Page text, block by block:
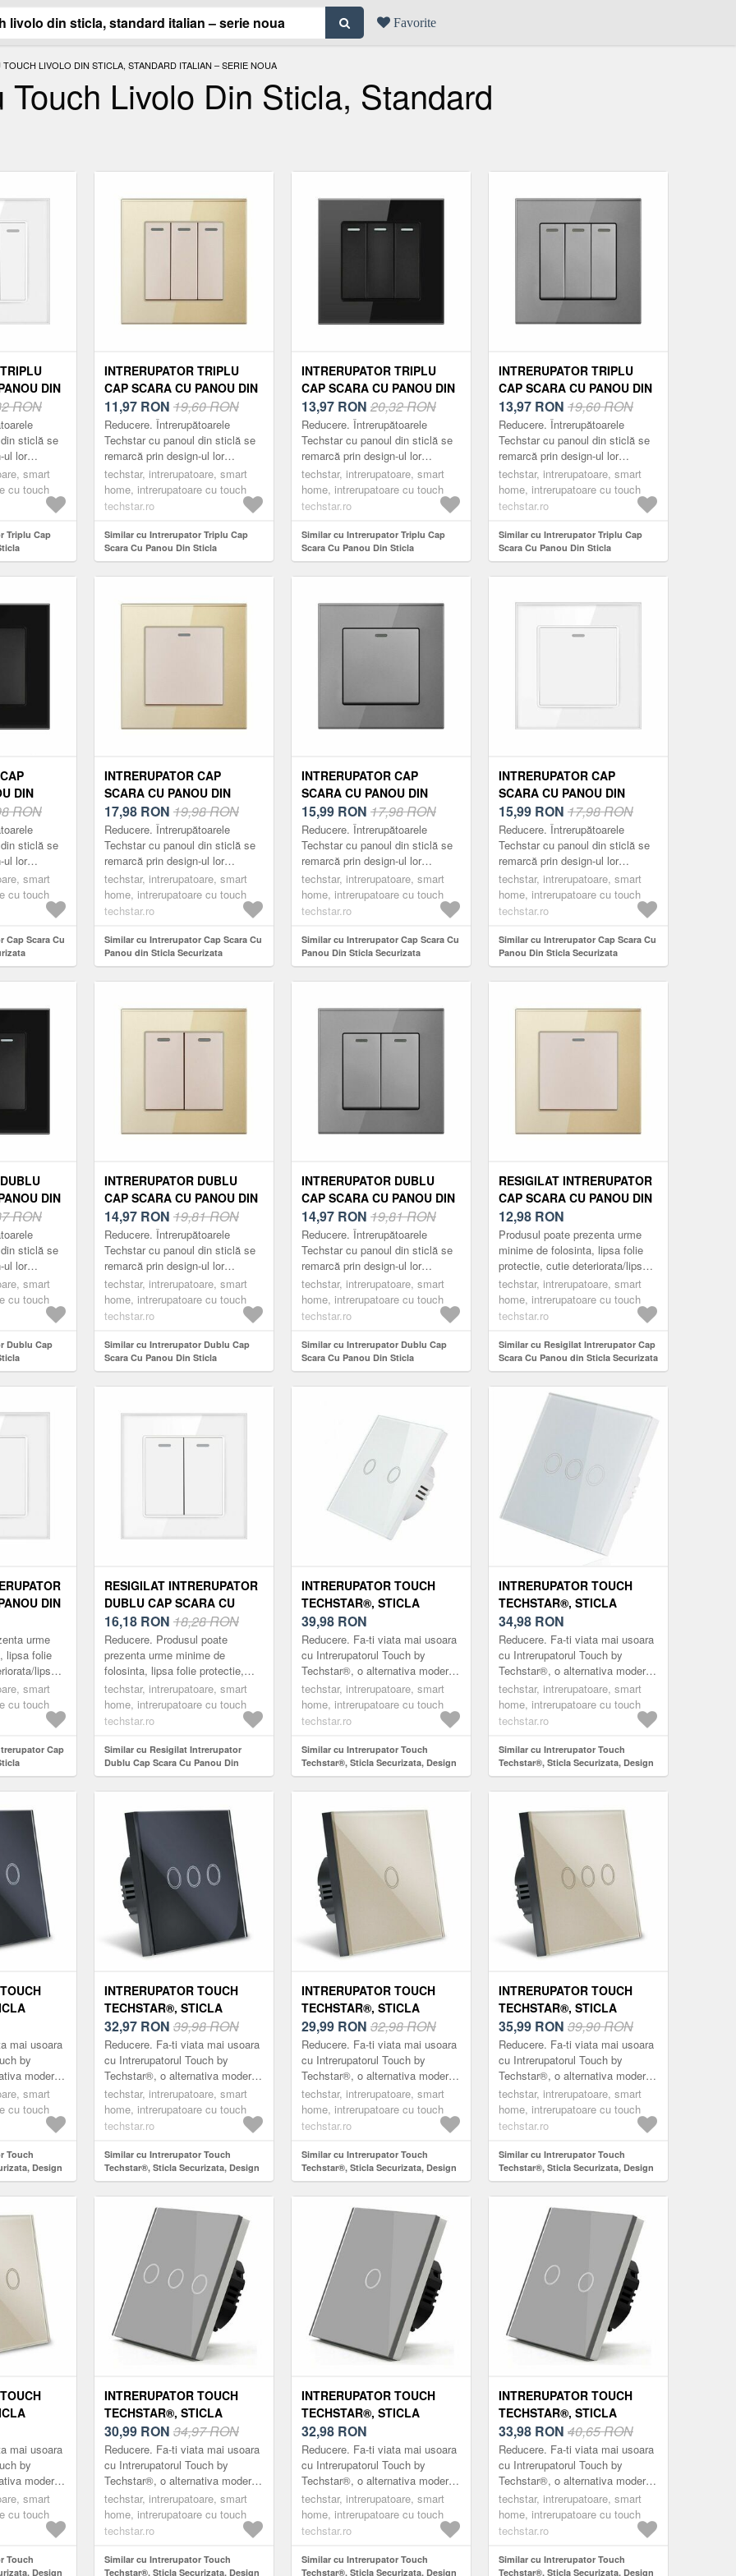
Favorite
LIVOLO DIN STICLA, STANDARD ITALIAN – SERIE NOUA
Touch Livolo Din Sticla, Standard
DIN
220V,
CU 3
RON
sticlă se
ul lor
fabricate
smart
cu touch
Triplu Cap
01, 220V,
3 Faze
INTRERUPATOR TRIPLU
CAP SCARA CU PANOU DIN
STICLA SECURIZATA
TECHSTAR® TGS 01, 220V,
16A, 86 X 86 MM, AURIU, CU
3 FAZE
11,97 RON 19,60 RON
Reducere. Întrerupătoarele
Techstar cu panoul din sticlă se
remarcă prin design-ul lor
compact, elegant și minimalist.
Acestea sunt practice, fabricate
din m...
techstar, intrerupatoare, smart
home, intrerupatoare cu touch
techstar.ro
Similar cu Intrerupator Triplu Cap
Scara Cu Panou Din Sticla
Securizata Techstar® TGS 01, 220V,
16A, 86 X 86 Mm, auriu, cu 3 Faze
INTRERUPATOR TRIPLU
CAP SCARA CU PANOU DIN
STICLA SECURIZATA
TECHSTAR® TGS 01, 220V,
16A, 86 X 86 MM, NEGRU,
CU 3 FAZE
13,97 RON 20,32 RON
Reducere. Întrerupătoarele
Techstar cu panoul din sticlă se
remarcă prin design-ul lor
compact, elegant și minimalist.
Acestea sunt practice, fabricate
din m...
techstar, intrerupatoare, smart
home, intrerupatoare cu touch
techstar.ro
Similar cu Intrerupator Triplu Cap
Scara Cu Panou Din Sticla
Securizata Techstar® TGS 01, 220V,
16A, 86 X 86 Mm, Negru, cu 3 Faze
INTRERUPATOR TRIPLU
CAP SCARA CU PANOU DIN
STICLA SECURIZATA
TECHSTAR® TGS 01, 220V,
16A, 86 X 86 MM, GRI, CU 3
FAZE
13,97 RON 19,60 RON
Reducere. Întrerupătoarele
Techstar cu panoul din sticlă se
remarcă prin design-ul lor
compact, elegant și minimalist.
Acestea sunt practice, fabricate
din m...
techstar, intrerupatoare, smart
home, intrerupatoare cu touch
techstar.ro
Similar cu Intrerupator Triplu Cap
Scara Cu Panou Din Sticla
Securizata Techstar® TGS 01, 220V,
16A, 86 X 86 Mm, Gri, cu 3 Faze
DIN
220V,
NEGRU,
RON
sticlă se
ul lor
fabricate
smart
cu touch
Cap Scara Cu
16A, 86 x 86
INTRERUPATOR CAP
SCARA CU PANOU DIN
STICLA SECURIZATA
TECHSTAR® TGS 01, 220V,
16A, 86 X 86 MM, AURIU, CU
1 MODUL
17,98 RON 19,98 RON
Reducere. Întrerupătoarele
Techstar cu panoul din sticlă se
remarcă prin design-ul lor
compact, elegant și minimalist.
Acestea sunt practice, fabricate
din m...
techstar, intrerupatoare, smart
home, intrerupatoare cu touch
techstar.ro
Similar cu Intrerupator Cap Scara Cu
Panou din Sticla Securizata
Techstar® TGS 01, 220V, 16A, 86 x 86
mm, Auriu, cu 1 Modul
INTRERUPATOR CAP
SCARA CU PANOU DIN
STICLA SECURIZATA
TECHSTAR® TGS 01, 220V,
16A, 86 X 86 MM, GRI, CU 1
MODUL
15,99 RON 17,98 RON
Reducere. Întrerupătoarele
Techstar cu panoul din sticlă se
remarcă prin design-ul lor
compact, elegant și minimalist.
Acestea sunt practice, fabricate
din m...
techstar, intrerupatoare, smart
home, intrerupatoare cu touch
techstar.ro
Similar cu Intrerupator Cap Scara Cu
Panou Din Sticla Securizata
Techstar® TGS 01, 220V, 16A, 86 X 86
Mm, Gri, cu 1 Modul
INTRERUPATOR CAP
SCARA CU PANOU DIN
STICLA SECURIZATA
TECHSTAR® TGS 01, 220V,
16A, 86 X 86 MM, ALB, CU 1
MODUL
15,99 RON 17,98 RON
Reducere. Întrerupătoarele
Techstar cu panoul din sticlă se
remarcă prin design-ul lor
compact, elegant și minimalist.
Acestea sunt practice, fabricate
din m...
techstar, intrerupatoare, smart
home, intrerupatoare cu touch
techstar.ro
Similar cu Intrerupator Cap Scara Cu
Panou Din Sticla Securizata
Techstar® TGS 01, 220V, 16A, 86 X 86
Mm, Alb, cu 1 Modul
DIN
220V,
NEGRU,
RON
sticlă se
ul lor
fabricate
smart
cu touch
Dublu Cap
01, 220V,
cu 2 Module
INTRERUPATOR DUBLU
CAP SCARA CU PANOU DIN
STICLA SECURIZATA
TECHSTAR® TGS 01, 220V,
16A, 86 X 86 MM, AURIU, CU
2 MODULE
14,97 RON 19,81 RON
Reducere. Întrerupătoarele
Techstar cu panoul din sticlă se
remarcă prin design-ul lor
compact, elegant și minimalist.
Acestea sunt practice, fabricate
din m...
techstar, intrerupatoare, smart
home, intrerupatoare cu touch
techstar.ro
Similar cu Intrerupator Dublu Cap
Scara Cu Panou Din Sticla
Securizata Techstar® TGS 01, 220V,
16A, 86 X 86 Mm, Auriu, cu 2 Module
INTRERUPATOR DUBLU
CAP SCARA CU PANOU DIN
STICLA SECURIZATA
TECHSTAR® TGS 01, 220V,
16A, 86 X 86 MM, GRI, CU 2
MODULE
14,97 RON 19,81 RON
Reducere. Întrerupătoarele
Techstar cu panoul din sticlă se
remarcă prin design-ul lor
compact, elegant și minimalist.
Acestea sunt practice, fabricate
din m...
techstar, intrerupatoare, smart
home, intrerupatoare cu touch
techstar.ro
Similar cu Intrerupator Dublu Cap
Scara Cu Panou Din Sticla
Securizata Techstar® TGS 01, 220V,
16A, 86 X 86 Mm, Gri, cu 2 Module
RESIGILAT INTRERUPATOR
CAP SCARA CU PANOU DIN
STICLA SECURIZATA
TECHSTAR® TGS 01, 220V,
16A, 86 X 86 MM, AURIU, CU
1 MODUL
12,98 RON
Produsul poate prezenta urme
minime de folosinta, lipsa folie
protectie, cutie deteriorata/lipsa,
usoare zgarieturi etc.
Întrerupătoarele Techstar ...
techstar, intrerupatoare, smart
home, intrerupatoare cu touch
techstar.ro
Similar cu Resigilat Intrerupator Cap
Scara Cu Panou din Sticla Securizata
Techstar® TGS 01, 220V, 16A, 86 x 86
mm, Auriu, cu 1 Modul
DIN
220V,
CU 1
urme
lipsa folie
lipsa,
...
smart
cu touch
Cap
01, 220V,
cu 1 Modul
RESIGILAT INTRERUPATOR
DUBLU CAP SCARA CU
PANOU DIN STICLA
SECURIZATA TECHSTAR®
TGS 01, 220V, 16A, 86 X 86
MM, ALB, CU 2 MODULE
16,18 RON 18,28 RON
Reducere. Produsul poate
prezenta urme minime de
folosinta, lipsa folie protectie,
cutie deteriorata/lipsa, usoare
zgarieturi etc. Întrerupătoarele
Techstar ...
techstar, intrerupatoare, smart
home, intrerupatoare cu touch
techstar.ro
Similar cu Resigilat Intrerupator
Dublu Cap Scara Cu Panou Din
Sticla Securizata Techstar® TGS 01,
220V, 16A, 86 X 86 Mm, Alb, cu 2
INTRERUPATOR TOUCH
TECHSTAR®, STICLA
SECURIZATA, DESIGN
MODERN, ILUMINARE LED,
2 FAZE, ALB
39,98 RON
Reducere. Fa-ti viata mai usoara
cu Intrerupatorul Touch by
Techstar®, o alternativa moderna
la intrerupatoarele clasice.
Intrerupatoarele marca ®Techstar
su...
techstar, intrerupatoare, smart
home, intrerupatoare cu touch
techstar.ro
Similar cu Intrerupator Touch
Techstar®, Sticla Securizata, Design
Modern, Iluminare LED, 2 Faze, Alb
INTRERUPATOR TOUCH
TECHSTAR®, STICLA
SECURIZATA, DESIGN
MODERN, ILUMINARE LED,
3 FAZE, ALB
34,98 RON
Reducere. Fa-ti viata mai usoara
cu Intrerupatorul Touch by
Techstar®, o alternativa moderna
la intrerupatoarele clasice.
Intrerupatoarele marca ®Techstar
su...
techstar, intrerupatoare, smart
home, intrerupatoare cu touch
techstar.ro
Similar cu Intrerupator Touch
Techstar®, Sticla Securizata, Design
Modern, Iluminare LED, 3 Faze, Alb
LED,
mai usoara
by
moderna
®Techstar
smart
cu touch
Touch
Design
2 Faze,
INTRERUPATOR TOUCH
TECHSTAR®, STICLA
SECURIZATA, DESIGN
MODERN, ILUMINARE LED,
3 FAZE, NEGRU
32,97 RON 39,98 RON
Reducere. Fa-ti viata mai usoara
cu Intrerupatorul Touch by
Techstar®, o alternativa moderna
la intrerupatoarele clasice.
Intrerupatoarele marca ®Techstar
su...
techstar, intrerupatoare, smart
home, intrerupatoare cu touch
techstar.ro
Similar cu Intrerupator Touch
Techstar®, Sticla Securizata, Design
Modern, Iluminare LED, 3 Faze,
Negru
INTRERUPATOR TOUCH
TECHSTAR®, STICLA
SECURIZATA, DESIGN
MODERN, ILUMINARE LED,
1 FAZA, GOLD
29,99 RON 32,98 RON
Reducere. Fa-ti viata mai usoara
cu Intrerupatorul Touch by
Techstar®, o alternativa moderna
la intrerupatoarele clasice.
Intrerupatoarele marca ®Techstar
su...
techstar, intrerupatoare, smart
home, intrerupatoare cu touch
techstar.ro
Similar cu Intrerupator Touch
Techstar®, Sticla Securizata, Design
Modern, Iluminare LED, 1 Faza, Gold
INTRERUPATOR TOUCH
TECHSTAR®, STICLA
SECURIZATA, DESIGN
MODERN, ILUMINARE LED,
3 FAZE, GOLD
35,99 RON 39,90 RON
Reducere. Fa-ti viata mai usoara
cu Intrerupatorul Touch by
Techstar®, o alternativa moderna
la intrerupatoarele clasice.
Intrerupatoarele marca ®Techstar
su...
techstar, intrerupatoare, smart
home, intrerupatoare cu touch
techstar.ro
Similar cu Intrerupator Touch
Techstar®, Sticla Securizata, Design
Modern, Iluminare LED, 3 Faze, Gold
LED,
mai usoara
by
moderna
®Techstar
smart
cu touch
Touch
Design
INTRERUPATOR TOUCH
TECHSTAR®, STICLA
SECURIZATA, DESIGN
MODERN, ILUMINARE LED,
3 FAZE, GRI
30,99 RON 34,97 RON
Reducere. Fa-ti viata mai usoara
cu Intrerupatorul Touch by
Techstar®, o alternativa moderna
la intrerupatoarele clasice.
Intrerupatoarele marca ®Techstar
su...
techstar, intrerupatoare, smart
home, intrerupatoare cu touch
techstar.ro
Similar cu Intrerupator Touch
Techstar®, Sticla Securizata, Design
INTRERUPATOR TOUCH
TECHSTAR®, STICLA
SECURIZATA, DESIGN
MODERN, ILUMINARE LED,
1 FAZA, GRI
32,98 RON
Reducere. Fa-ti viata mai usoara
cu Intrerupatorul Touch by
Techstar®, o alternativa moderna
la intrerupatoarele clasice.
Intrerupatoarele marca ®Techstar
su...
techstar, intrerupatoare, smart
home, intrerupatoare cu touch
techstar.ro
Similar cu Intrerupator Touch
Techstar®, Sticla Securizata, Design
INTRERUPATOR TOUCH
TECHSTAR®, STICLA
SECURIZATA, DESIGN
MODERN, ILUMINARE LED,
2 FAZE, GRI
33,98 RON 40,65 RON
Reducere. Fa-ti viata mai usoara
cu Intrerupatorul Touch by
Techstar®, o alternativa moderna
la intrerupatoarele clasice.
Intrerupatoarele marca ®Techstar
su...
techstar, intrerupatoare, smart
home, intrerupatoare cu touch
techstar.ro
Similar cu Intrerupator Touch
Techstar®, Sticla Securizata, Design